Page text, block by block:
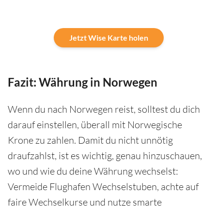
Jetzt Wise Karte holen
Fazit: Währung in Norwegen
Wenn du nach Norwegen reist, solltest du dich
darauf einstellen, überall mit Norwegische
Krone zu zahlen. Damit du nicht unnötig
draufzahlst, ist es wichtig, genau hinzuschauen,
wo und wie du deine Währung wechselst:
Vermeide Flughafen Wechselstuben, achte auf
faire Wechselkurse und nutze smarte